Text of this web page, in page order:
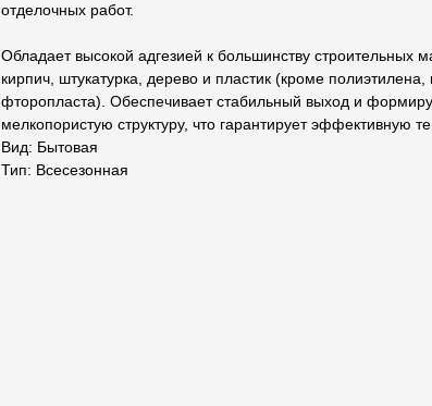
отделочных работ.
Обладает высокой адгезией к большинству строительных
кирпич, штукатурка, дерево и пластик (кроме
фторопласта). Обеспечивает стабильный выход и
мелкопористую структуру, что гарантирует эффективную
Вид: Бытовая
Тип: Всесезонная